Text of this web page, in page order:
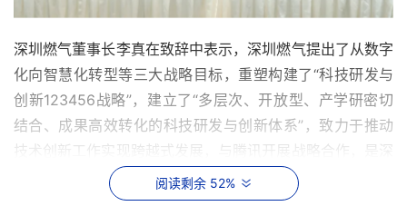
深圳燃气董事长李真在致辞中表示，深圳燃气提出了从数字
化向智慧化转型等三大战略目标，重塑构建了“科技研发与
创新123456战略”，建立了“多层次、开放型、产学研密切
结合、成果高效转化的科技研发与创新体系”，致力于推动
技术创新工作实现跨越式发展，与腾讯开展战略合作，是深
圳燃气创新驱动、加快转型升级、实现高质量发展的重大举
阅读剩余 52%